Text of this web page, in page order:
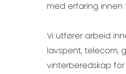
med erfaring
Vi utfører arbeid
lavspent, telecom,
vinterberedskap